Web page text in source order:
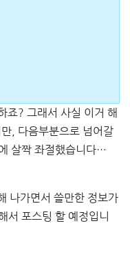
죠? 그래서 사실 이거 해
, 다음부분으로 넘어갈
살짝 좌절했습니다…
나가면서 쓸만한 정보가
서 포스팅 할 예정입니